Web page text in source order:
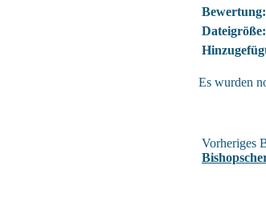
Bewertung:
Dateigröße:
Es wurden
Vorheriges